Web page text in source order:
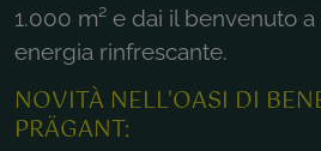
1.000 m² e dai il benvenuto
energia rinfrescante.
NOVITÀ NELL'OASI DI
PRÄGANT: